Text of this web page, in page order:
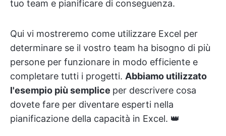
tuo team e pianificare di conseguenza.
Qui vi mostreremo come utilizzare Excel per
determinare se il vostro team ha bisogno di più
persone per funzionare in modo efficiente e
completare tutti i progetti. Abbiamo utilizzato
l'esempio più semplice per descrivere cosa
dovete fare per diventare esperti nella
pianificazione della capacità in Excel. 👑